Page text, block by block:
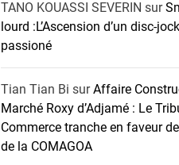
TANO KOUASSI SEVERIN sur
lourd :L’Ascension d’un disc-
passioné
Tian Tian Bi surAffaire
Marché Roxy d’Adjamé : Le
Commerce tranche en faveur
de la COMAGOA